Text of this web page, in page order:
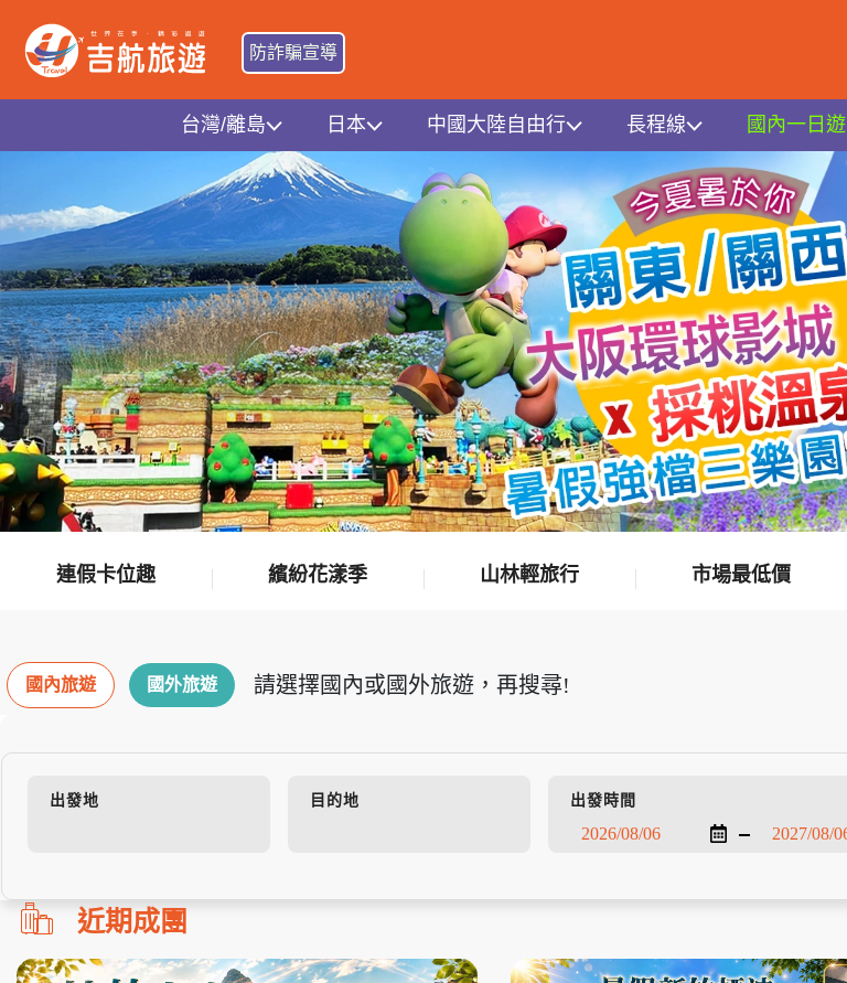
防詐騙宣導
台灣/離島 日本 中國大陸自由行 長程線 國內一日遊
連假卡位趣 繽紛花漾季 山林輕旅行 市場最低價
國內旅遊 國外旅遊 請選擇國內或國外旅遊，再搜尋!
出發地 目的地 出發時間
刪!!
搜
近期成團